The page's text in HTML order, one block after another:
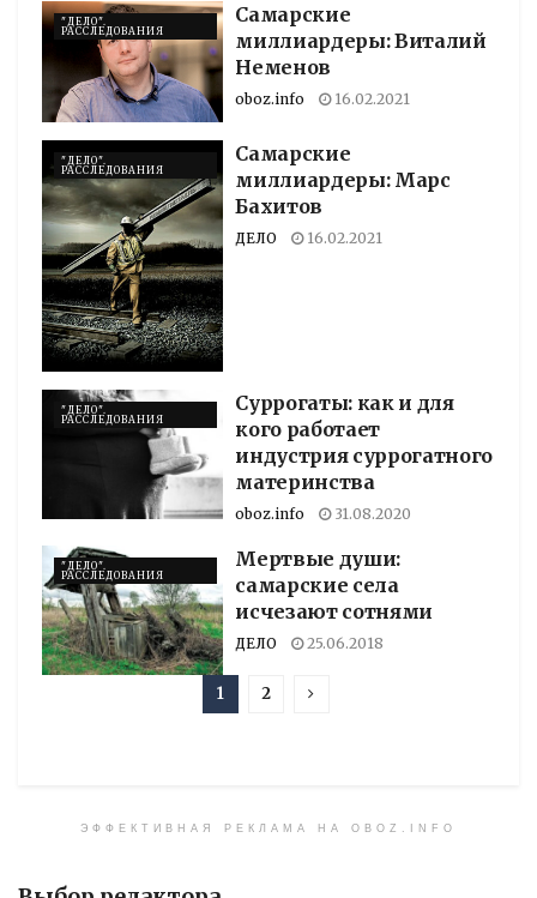
"ДЕЛО".
РАССЛЕДОВАНИЯ
Самарские
миллиардеры: Виталий
Неменов
oboz.info 16.02.2021
"ДЕЛО".
РАССЛЕДОВАНИЯ
Самарские
миллиардеры: Марс
Бахитов
ДЕЛО 16.02.2021
"ДЕЛО".
РАССЛЕДОВАНИЯ
Суррогаты: как и для
кого работает
индустрия суррогатного
материнства
oboz.info 31.08.2020
"ДЕЛО".
РАССЛЕДОВАНИЯ
Мертвые души:
самарские села
исчезают сотнями
ДЕЛО 25.06.2018
1 2
ЭФФЕКТИВНАЯ РЕКЛАМА НА OBOZ.INFO